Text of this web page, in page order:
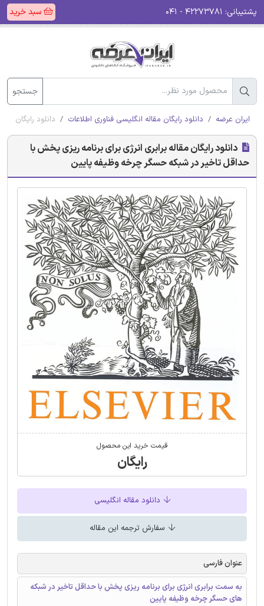
پشتیبانی: سبد خرید
جستجو
ایران عرضه دانلود رایگان مقاله انگلیسی فناوری اطلاعات دانلود رایگان
دانلود رایگان مقاله برابری انرژی برای برنامه ریزی پخش با
حداقل تاخیر در شبکه حسگر چرخه وظیفه پایین
قیمت خرید این محصول
رایگان
دانلود مقاله انگلیسی
سفارش ترجمه این مقاله
عنوان فارسی
به سمت برابری انرژی برای برنامه ریزی پخش با حداقل تاخیر در شبکه
های حسگر چرخه وظیفه پایین